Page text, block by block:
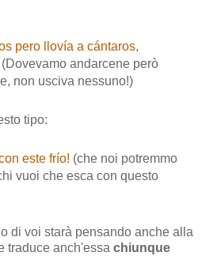
pero llovía a cántaros,
(Dovevamo andarcene però
non usciva nessuno!)
tipo:
este frío! (che noi potremmo
vuoi che esca con questo
di voi starà pensando anche alla
traduce anch'essa chiunque